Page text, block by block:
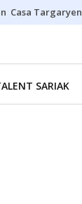
Casa Targaryen
SARIAK